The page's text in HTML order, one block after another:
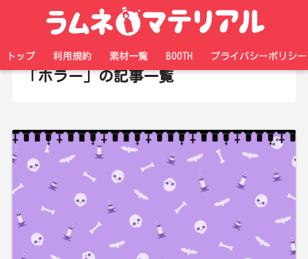
トップ 利用規約 素材一覧 BOOTH プライバシーポリシー
「ホラー」の記事一覧